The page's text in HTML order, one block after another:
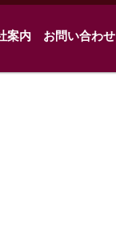
案内 お問い合わせ